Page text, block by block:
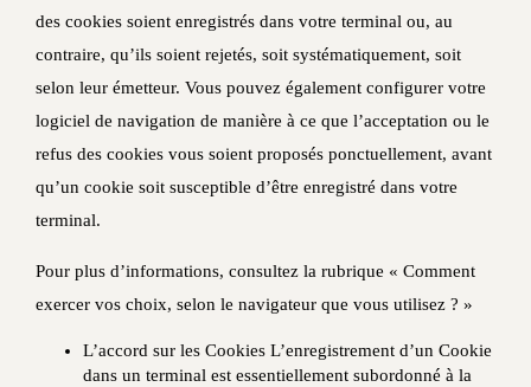
des cookies soient enregistrés dans votre terminal ou, au
contraire, qu’ils soient rejetés, soit systématiquement, soit
selon leur émetteur. Vous pouvez également configurer votre
logiciel de navigation de manière à ce que l’acceptation ou le
refus des cookies vous soient proposés ponctuellement, avant
qu’un cookie soit susceptible d’être enregistré dans votre
terminal.
Pour plus d’informations, consultez la rubrique « Comment
exercer vos choix, selon le navigateur que vous utilisez ? »
L’accord sur les Cookies L’enregistrement d’un Cookie
dans un terminal est essentiellement subordonné à la